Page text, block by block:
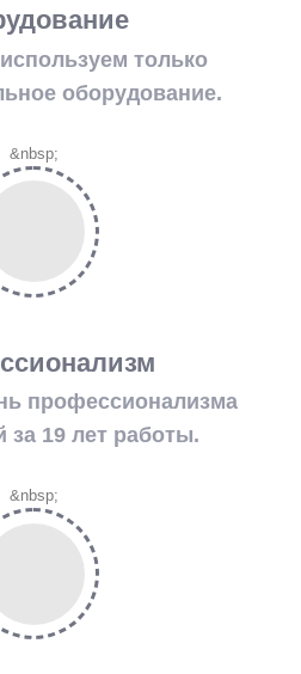
только
оборудование.
&nbsp;
профессионализма
за 19 лет работы.
&nbsp;